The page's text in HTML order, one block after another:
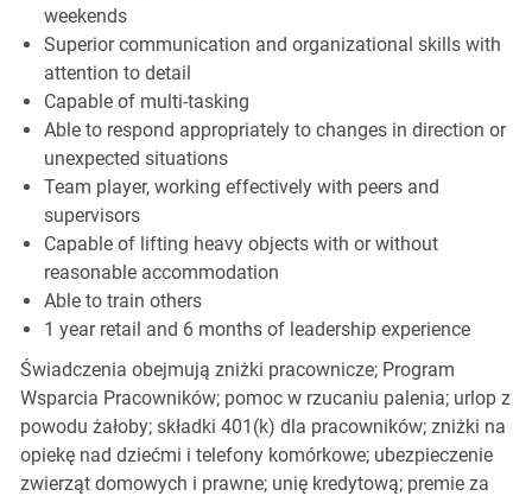
weekends
Superior communication and organizational skills with
attention to detail
Capable of multi-tasking
Able to respond appropriately to changes in direction or
unexpected situations
Team player, working effectively with peers and
supervisors
Capable of lifting heavy objects with or without
reasonable accommodation
Able to train others
1 year retail and 6 months of leadership experience
Świadczenia obejmują zniżki pracownicze; Program
Wsparcia Pracowników; pomoc w rzucaniu palenia; urlop z
powodu żałoby; składki 401(k) dla pracowników; zniżki na
opiekę nad dziećmi i telefony komórkowe; ubezpieczenie
zwierząt domowych i prawne; unię kredytową; premie za